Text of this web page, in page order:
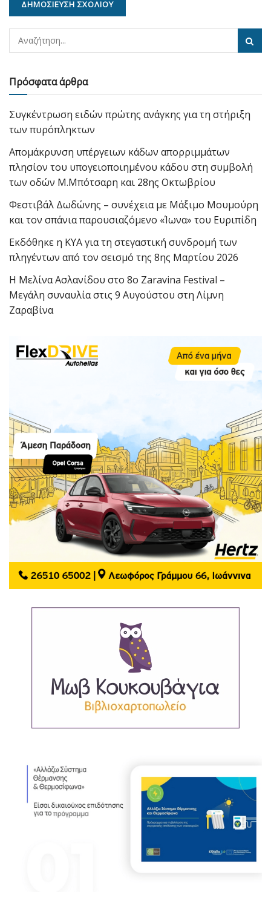
Πρόσφατα άρθρα
Συγκέντρωση ειδών πρώτης ανάγκης για τη στήριξη
των πυρόπληκτων
Απομάκρυνση υπέργειων κάδων απορριμμάτων
πλησίον του υπογειοποιημένου κάδου στη συμβολή
των οδών Μ.Μπότσαρη και 28ης Οκτωβρίου
Φεστιβάλ Δωδώνης – συνέχεια με Μάξιμο Μουμούρη
και τον σπάνια παρουσιαζόμενο «Ίωνα» του Ευριπίδη
Εκδόθηκε η ΚΥΑ για τη στεγαστική συνδρομή των
πληγέντων από τον σεισμό της 8ης Μαρτίου 2026
Η Μελίνα Ασλανίδου στο 8ο Zaravina Festival –
Μεγάλη συναυλία στις 9 Αυγούστου στη Λίμνη
Ζαραβίνα